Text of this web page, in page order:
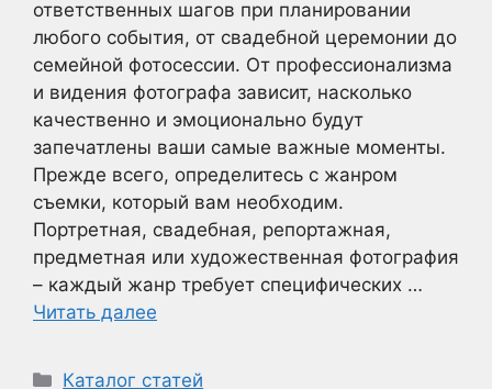
ответственных шагов при планировании
любого события, от свадебной церемонии до
семейной фотосессии. От профессионализма
и видения фотографа зависит, насколько
качественно и эмоционально будут
запечатлены ваши самые важные моменты.
Прежде всего, определитесь с жанром
съемки, который вам необходим.
Портретная, свадебная, репортажная,
предметная или художественная фотография
– каждый жанр требует специфических …
Читать далее
Рубрики
Каталог статей